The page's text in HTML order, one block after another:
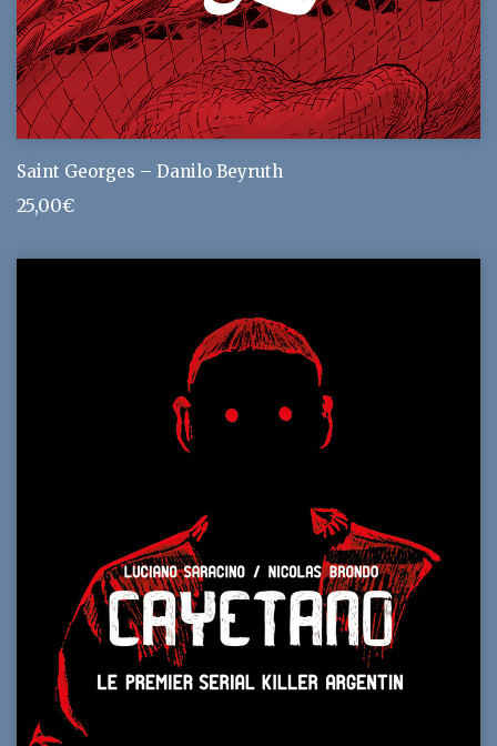
Saint Georges – Danilo Beyruth
25,00€